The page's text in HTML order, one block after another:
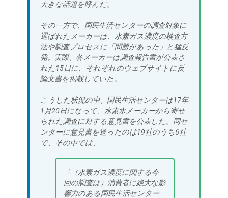
大きな話題を呼んだ。
その一方で、国民生活センターの調査対象に
選ばれたメーカーは、水素ガス濃度の検査方
法や調査プロセスに「問題があった」と猛反
発。実際、各メーカーは調査報告書が公表さ
れた15日に、それぞれのウェブサイトに反
論文書を掲載していた。
こうした状況の中、国民生活センターは17年
1月20日になって、水素水メーカーから寄せ
られた調査に対する意見書を公表した。同セ
ンターに意見書を送ったのは19社のうち6社
で、その中では、
「（水素ガス濃度に関する今
回の調査は）消費者に絶大な影
響力のある国民生活センター